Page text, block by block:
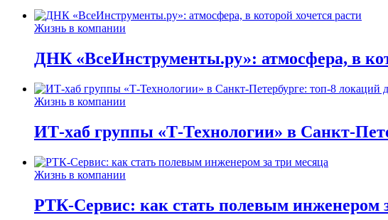
Жизнь в компании
ДНК «ВсеИнструменты.ру»: атмосфера, в
Жизнь в компании
ИТ-хаб группы «Т-Технологии» в Санкт-
Жизнь в компании
РТК-Сервис: как стать полевым инженером